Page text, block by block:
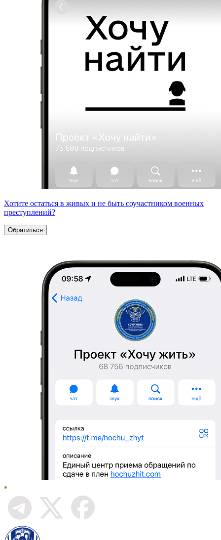
Хотите остаться в живых и не быть соучастником военных
преступлений?
Обратиться